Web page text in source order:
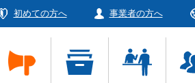
初めての方へ 事業者の方へ